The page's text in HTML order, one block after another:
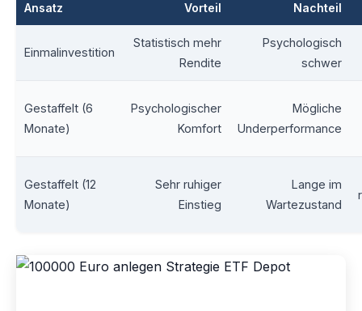
Ansatz Vorteil Nachteil
Einmalinvestition
Statistisch mehr
Rendite
Psychologisch
schwer
Gestaffelt (6
Monate)
Psychologischer
Komfort
Mögliche
Underperformance
Gestaffelt (12
Monate)
Sehr ruhiger
Einstieg
Lange im
Wartezustand